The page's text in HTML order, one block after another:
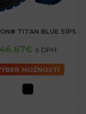
TITAN BLUE S1PS
46.67€ s DPH
MOŽNOSTÍ